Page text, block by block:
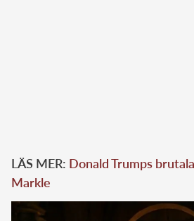
LÄS MER: Donald Trumps
Markle